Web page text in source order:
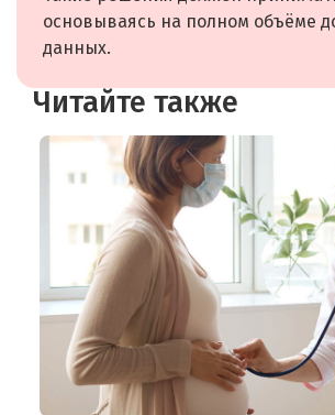
основываясь на полном объёме
данных.
Читайте также